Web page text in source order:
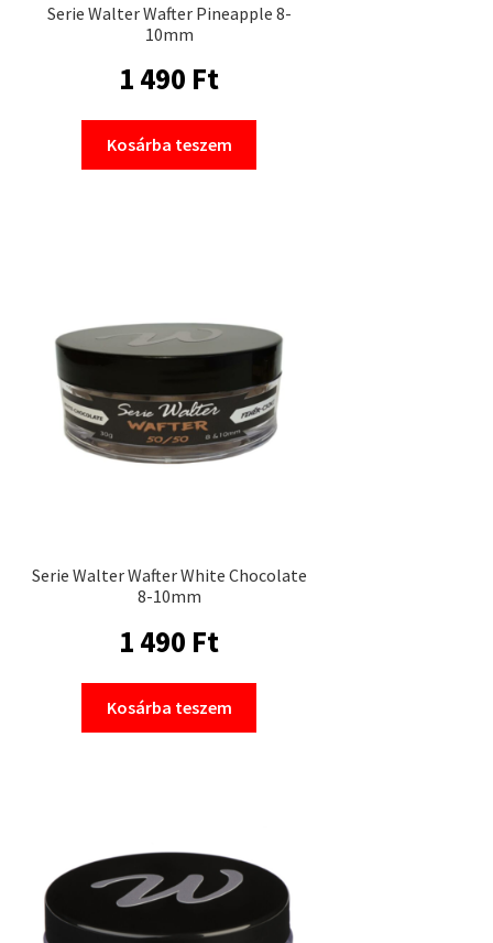
Serie Walter Wafter Pineapple 8-
10mm
1 490 Ft
Kosárba teszem
Serie Walter Wafter White Chocolate
8-10mm
1 490 Ft
Kosárba teszem